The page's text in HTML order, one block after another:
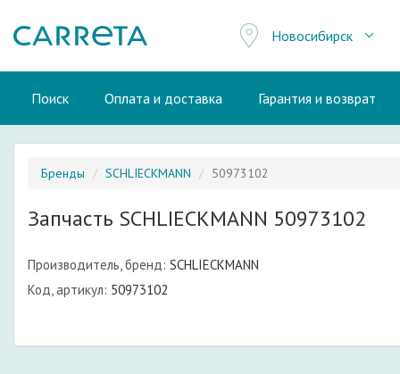
Новосибирск
Поиск Оплата и доставка Гарантия и возврат
Бренды SCHLIECKMANN 50973102
Запчасть SCHLIECKMANN 50973102
Производитель, бренд: SCHLIECKMANN
Код, артикул: 50973102